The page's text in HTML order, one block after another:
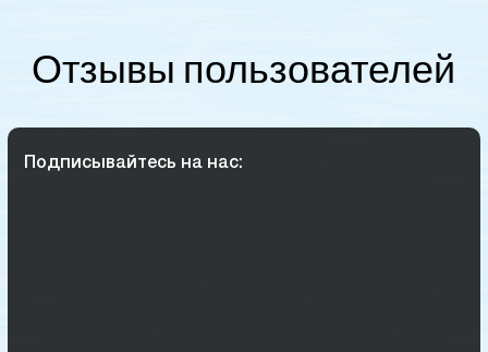
Отзывы пользователей
Подписывайтесь на нас: